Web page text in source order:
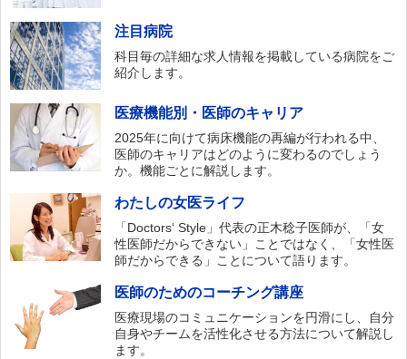
注目病院
科目毎の詳細な求人情報を掲載している病院をご
紹介します。
医療機能別・医師のキャリア
2025年に向けて病床機能の再編が行われる中、
医師のキャリアはどのように変わるのでしょう
か。機能ごとに解説します。
わたしの女医ライフ
「Doctors‘ Style」代表の正木稔子医師が、「女
性医師だからできない」ことではなく、「女性医
師だからできる」ことについて語ります。
医師のためのコーチング講座
医療現場のコミュニケーションを円滑にし、自分
自身やチームを活性化させる方法について解説し
ます。